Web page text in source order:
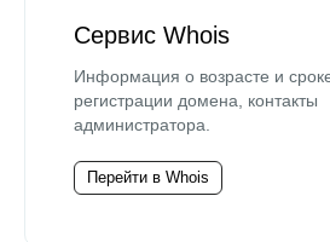
Сервис Whois
Информация о возрасте и
регистрации домена, контакты
администратора.
Перейти в Whois